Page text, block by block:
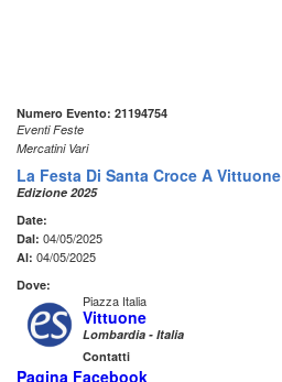
Numero Evento: 21194754
Eventi Feste
Mercatini Vari
La Festa Di Santa Croce A Vittuone
Edizione 2025
Date:
Dal: 04/05/2025
Al: 04/05/2025
Dove:
Piazza Italia
Vittuone
Lombardia - Italia
Contatti
Pagina Facebook